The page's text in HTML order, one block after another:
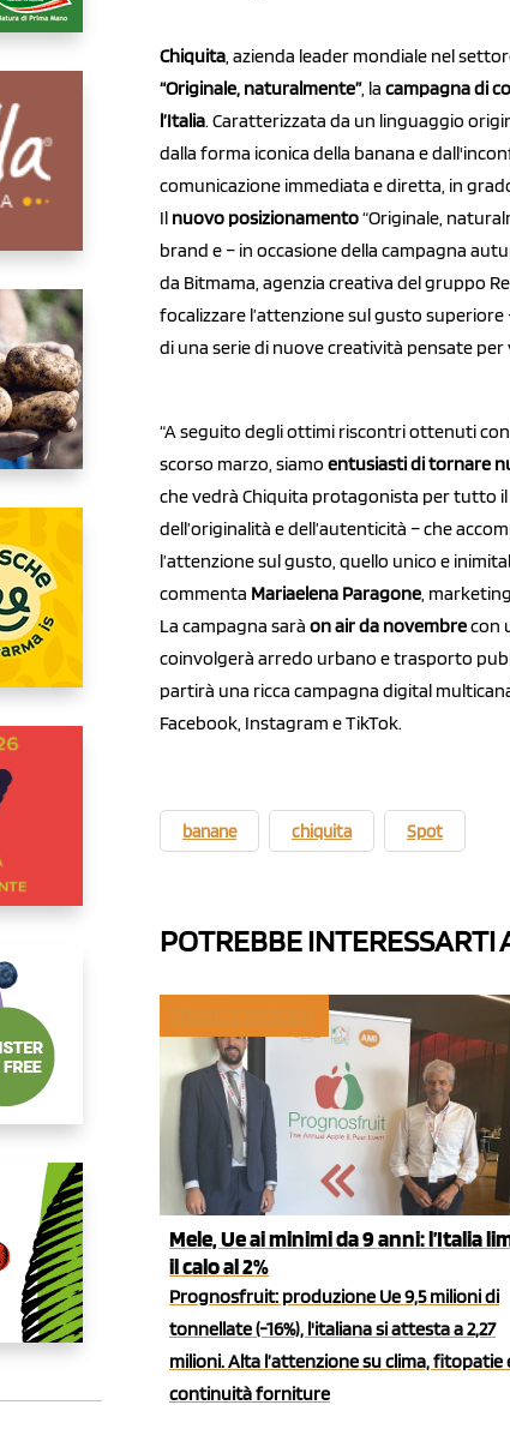
Chiquita, azienda leader mondiale nel
“Originale, naturalmente”, la campagna di
l’Italia. Caratterizzata da un linguaggio
dalla forma iconica della banana e
comunicazione immediata e diretta, in
Il nuovo posizionamento“Originale,
brand e – in occasione della campagna
da Bitmama, agenzia creativa del gruppo
focalizzare l’attenzione sul gusto
di una serie di nuove creatività pensate
“A seguito degli ottimi riscontri ottenuti
scorso marzo, siamo entusiasti di tornare
che vedrà Chiquita protagonista per tutto
dell’originalità e dell’autenticità – che
l’attenzione sul gusto, quello unico e
commenta Mariaelena Paragone,
La campagna sarà on air da novembrecon
coinvolgerà arredo urbano e trasporto
partirà una ricca campagna digital
Facebook, Instagram e TikTok.
banane chiquita Spot
POTREBBE INTERESSARTI
Mele, Ue ai minimi da 9 anni: l’Italia
il calo al 2%
Prognosfruit: produzione Ue 9,5 milioni di
tonnellate (-16%), l'italiana si attesta a 2,27
milioni. Alta l’attenzione su clima, fitopatie
continuità forniture